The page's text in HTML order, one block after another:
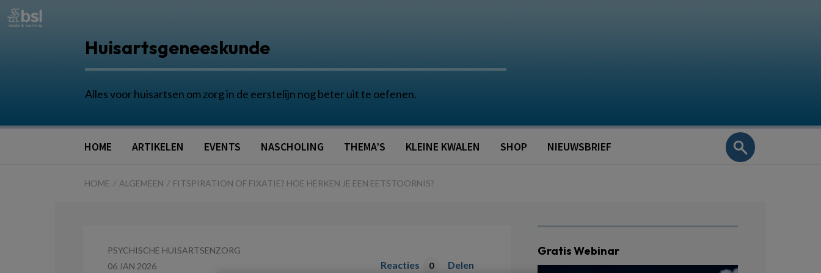
Huisartsgeneeskunde
Alles voor huisartsen om zorg in de eerstelijn nog beter uit te oefenen.
HOME ARTIKELEN EVENTS NASCHOLING THEMA’S KLEINE KWALEN SHOP NIEUWSBRIEF
HOME ALGEMEEN FITSPIRATION OF FIXATIE? HOE HERKEN JE EEN EETSTOORNIS?
PSYCHISCHE HUISARTSENZORG
06 JAN 2026
Reacties 0 Delen
Gratis Webinar